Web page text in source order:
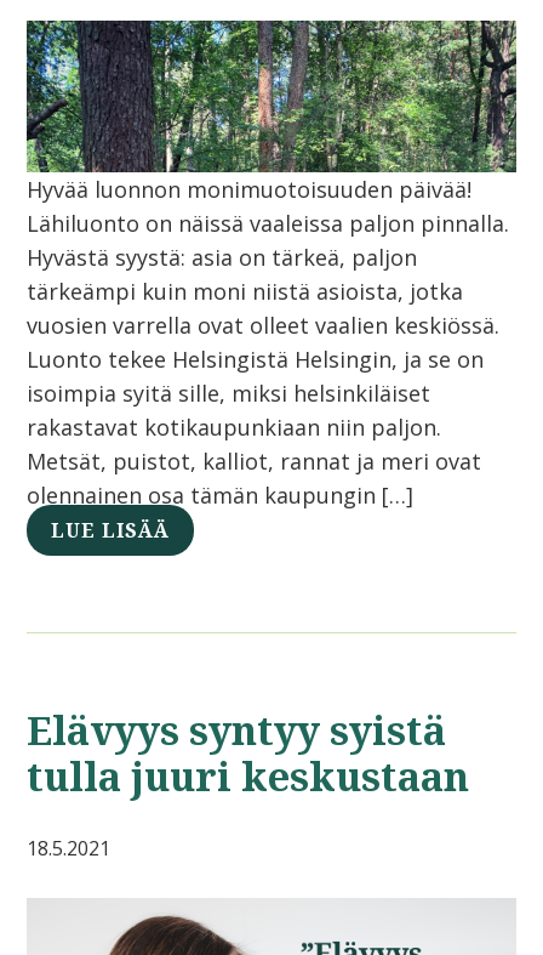
Hyvää luonnon monimuotoisuuden päivää!
Lähiluonto on näissä vaaleissa paljon pinnalla.
Hyvästä syystä: asia on tärkeä, paljon
tärkeämpi kuin moni niistä asioista, jotka
vuosien varrella ovat olleet vaalien keskiössä.
Luonto tekee Helsingistä Helsingin, ja se on
isoimpia syitä sille, miksi helsinkiläiset
rakastavat kotikaupunkiaan niin paljon.
Metsät, puistot, kalliot, rannat ja meri ovat
olennainen osa tämän kaupungin […]
LUE LISÄÄ
Elävyys syntyy syistä
tulla juuri keskustaan
18.5.2021